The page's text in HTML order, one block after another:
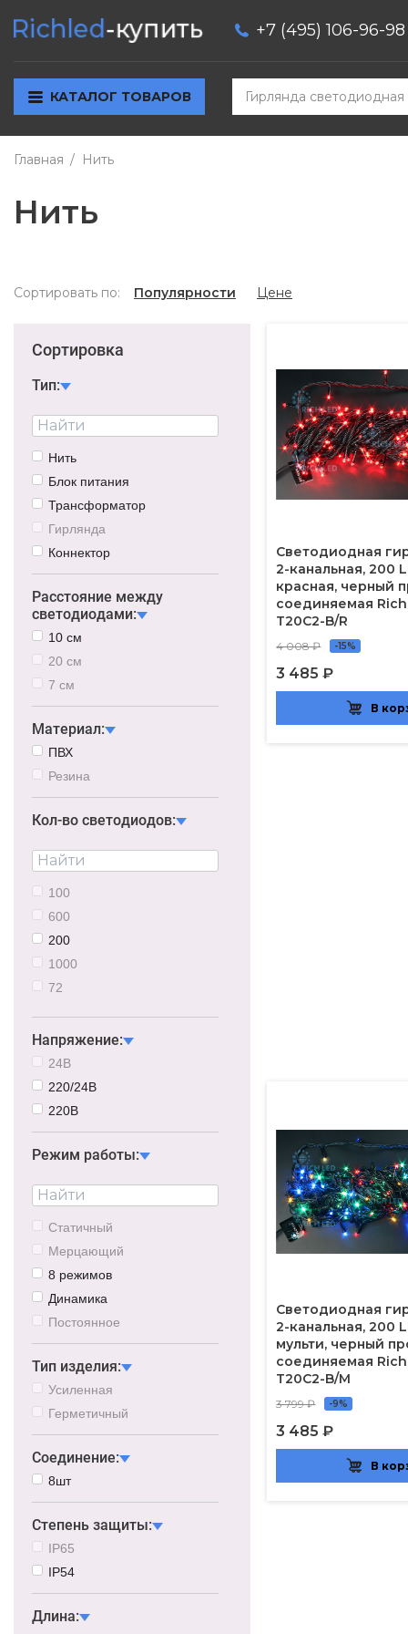
+7 (495) 106-96-98
КАТАЛОГ ТОВАРОВ
Главная Нить
Нить
Сортировать по: Популярности Цене
Сортировка
Тип:
Нить
Блок питания
Трансформатор
Гирлянда
Коннектор
Расстояние между
светодиодами:
10 см
20 см
7 см
Материал:
ПВХ
Резина
Кол-во светодиодов:
100
600
200
1000
72
Напряжение:
24В
220/24В
220В
Режим работы:
Статичный
Мерцающий
8 режимов
Динамика
Постоянное
Тип изделия:
Усиленная
Герметичный
Соединение:
8шт
Степень защиты:
IP65
IP54
Длина:
Светодиодная
2-канальная, 200
красная, черный
соединяемая Rich
T20C2-B/R
4 008 ₽ -15%
3 485 ₽
В
Светодиодная
2-канальная, 200
мульти, черный
соединяемая Rich
T20C2-B/M
3 799 ₽ -9%
3 485 ₽
В